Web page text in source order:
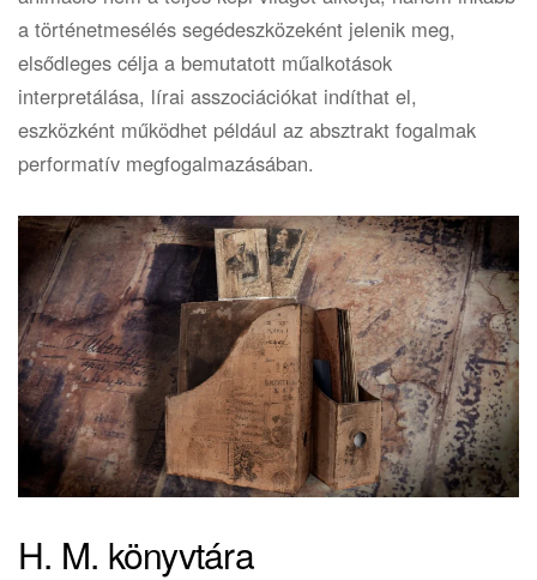
a történetmesélés segédeszközeként jelenik meg,
elsődleges célja a bemutatott műalkotások
interpretálása, lírai asszociációkat indíthat el,
eszközként működhet például az absztrakt fogalmak
performatív megfogalmazásában.
H. M. könyvtára